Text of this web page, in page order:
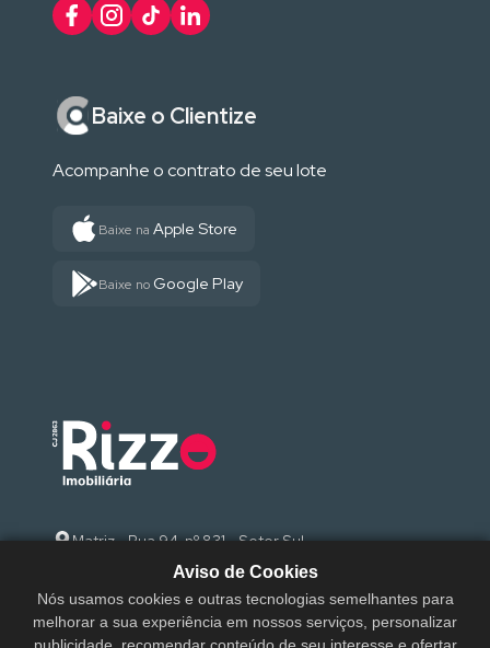
Matriz - Rua 94, nº 831 - Setor Sul
sac@rizzoimobiliaria.com.br
Baixe o Clientize
Acompanhe o contrato de seu lote
Baixe na Apple Store
Baixe no Google Play
Aviso de Cookies
Nós usamos cookies e outras tecnologias semelhantes para
melhorar a sua experiência em nossos serviços, personalizar